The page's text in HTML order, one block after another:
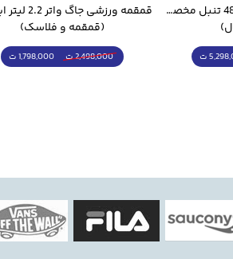
توپ فوتسال مولتن 4800 تنبل مخصوص سالن
ت
(قمقمه و فلاسک)
2,498,000 ت 1,798,000 ت